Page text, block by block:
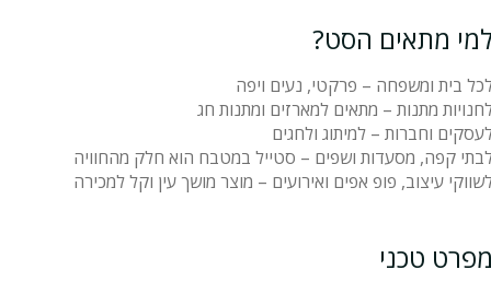
מתאים הסט?
בית ומשפחה – פרקטי, נעים ויפה
מתנות – מתאים למארזים ומתנות חג
וחברות – למיתוג ולחגים
קפה, מסעדות ושפים – סטייל במטבח הוא חלק מהחוויה
עיצוב, פופ אפים ואירועים – מוצר מושך עין וקל למכירה
טכני